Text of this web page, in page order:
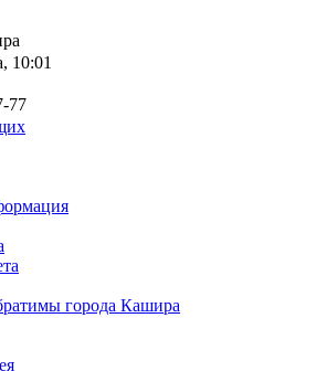
10:01
77
города Кашира